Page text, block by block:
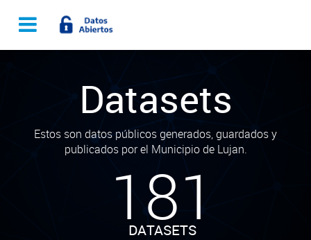
Datasets
Estos son datos públicos generados, guardados y
publicados por el Municipio de Lujan.
181
DATASETS